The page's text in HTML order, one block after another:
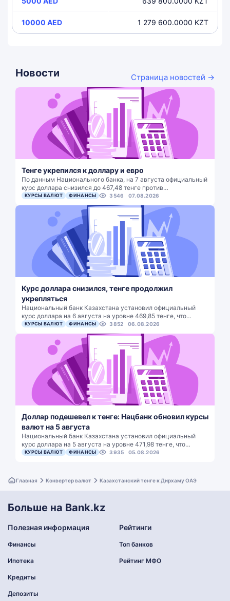
10000 AED 1 279 600.0000 KZT
Новости Страница новостей →
Тенге укрепился к доллару и евро
По данным Национального банка, на 7 августа официальный
курс доллара снизился до 467,48 тенге против…
КУРСЫ ВАЛЮТ ФИНАНСЫ 3546 07.08.2026
Курс доллара снизился, тенге продолжил
укрепляться
Национальный банк Казахстана установил официальный
курс доллара на 6 августа на уровне 469,85 тенге, что…
КУРСЫ ВАЛЮТ ФИНАНСЫ 3852 06.08.2026
Доллар подешевел к тенге: Нацбанк обновил курсы
валют на 5 августа
Национальный банк Казахстана установил официальный
курс доллара на 5 августа на уровне 471,98 тенге, что…
КУРСЫ ВАЛЮТ ФИНАНСЫ 3935 05.08.2026
Главная Конвертер валют Казахстанский тенге к Дирхаму ОАЭ
Больше на Bank.kz
Полезная информация
Финансы
Ипотека
Кредиты
Депозиты
Рейтинги
Топ банков
Рейтинг МФО